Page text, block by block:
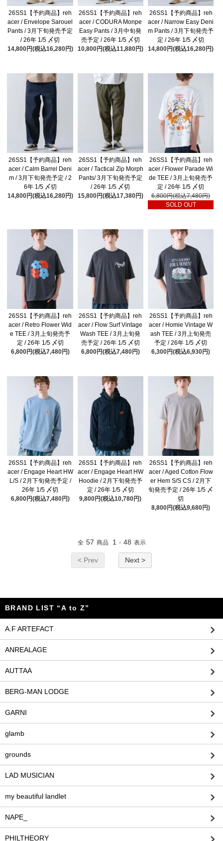
26SS1【予約商品】reh
acer / Envelope Sarouel
Pants / 3月下旬発売予定
/ 26年 1/5 〆切
14,800円(税込16,280円)
26SS1【予約商品】reh
acer / CODURA Monpe
Easy Pants / 3月中旬発
売予定 / 26年 1/5 〆切
10,800円(税込11,880円)
26SS1【予約商品】reh
acer / Narrow Easy Deni
m Pants / 3月下旬発売予
定 / 26年 1/5 〆切
14,800円(税込16,280円)
26SS1【予約商品】reh
acer / Calm Barrel Deni
m / 3月下旬発売予定 / 2
6年 1/5 〆切
14,800円(税込16,280円)
26SS1【予約商品】reh
acer / Tactical Zip Morph
Pants/ 3月下旬発売予定
/ 26年 1/5 〆切
15,800円(税込17,380円)
26SS1【予約商品】reh
acer / Flower Parade Wi
de TEE / 3月上旬発売予
定 / 26年 1/5 〆切
6,800円(税込7,480円)
SOLD OUT
26SS1【予約商品】reh
acer / Retro Flower Wid
e TEE / 3月上旬発売予
定 / 26年 1/5 〆切
6,800円(税込7,480円)
26SS1【予約商品】reh
acer / Flow Surf Vintage
Wash TEE / 3月上旬発
売予定 / 26年 1/5 〆切
6,800円(税込7,480円)
26SS1【予約商品】reh
acer / Homie Vintage W
ash TEE / 3月上旬発売
予定 / 26年 1/5 〆切
6,300円(税込6,930円)
26SS1【予約商品】reh
acer / Engage Heart HW
L/S / 2月下旬発売予定 /
26年 1/5 〆切
6,800円(税込7,480円)
26SS1【予約商品】reh
acer / Engage Heart HW
Hoodie / 2月下旬発売予
定 / 26年 1/5 〆切
9,800円(税込10,780円)
26SS1【予約商品】reh
acer / Aged Cotton Flow
er Hem S/S CS / 2月下
旬発売予定 / 26年 1/5 〆
切
8,800円(税込9,680円)
全 57 商品 1 - 48 表示
< Prev Next >
BRAND LIST “A to Z”
A.F ARTEFACT
ANREALAGE
AUTTAA
BERG-MAN LODGE
GARNI
glamb
grounds
LAD MUSICIAN
my beautiful landlet
NAPE_
PHILTHEORY